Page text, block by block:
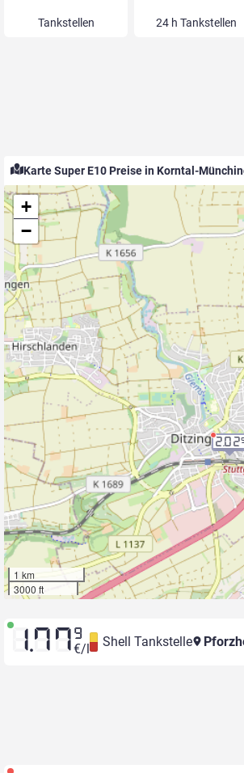
Tankstellen 24 h Tankstellen
Karte Super E10 Preise in Korntal-
2.029
+
−
1 km
3000 ft
1.77 9
€/l Shell Tankstelle